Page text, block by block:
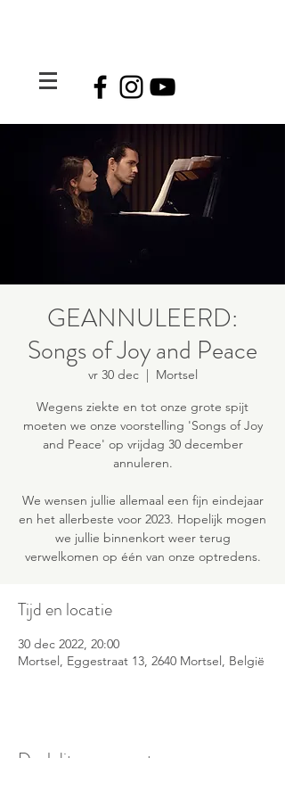
GEANNULEERD:
Songs of Joy and Peace
vr 30 dec
  |
Mortsel
Wegens ziekte en tot onze grote spijt
moeten we onze voorstelling 'Songs of Joy
and Peace' op vrijdag 30 december
annuleren.
We wensen jullie allemaal een fijn eindejaar
en het allerbeste voor 2023. Hopelijk mogen
we jullie binnenkort weer terug
verwelkomen op één van onze optredens.
Tijd en locatie
30 dec 2022, 20:00
Mortsel, Eggestraat 13, 2640 Mortsel, België
Deel dit evenement